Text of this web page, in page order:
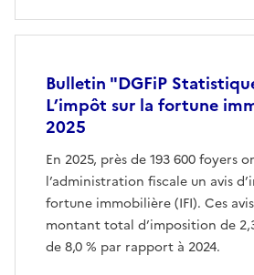
Bulletin "DGFiP
L’impôt sur la fortune
2025
En 2025, près de 193 600 foyers
l’administration fiscale un avis
fortune immobilière (IFI). Ces
montant total d’imposition de
de 8,0 % par rapport à 2024.